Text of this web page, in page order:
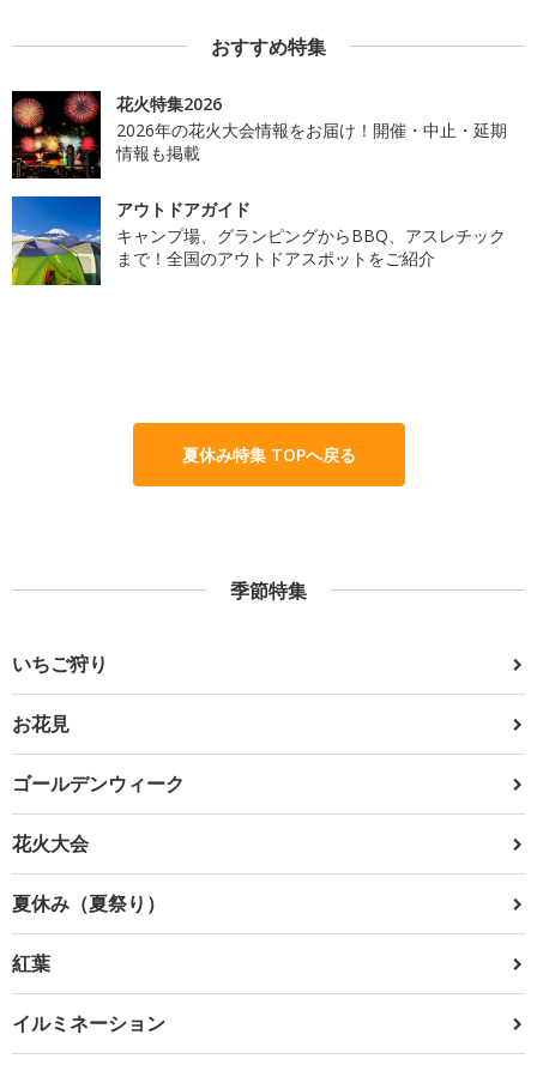
おすすめ特集
花火特集2026
2026年の花火大会情報をお届け！開催・中止・延期
情報も掲載
アウトドアガイド
キャンプ場、グランピングからBBQ、アスレチック
まで！全国のアウトドアスポットをご紹介
夏休み特集 TOPへ戻る
季節特集
いちご狩り
お花見
ゴールデンウィーク
花火大会
夏休み（夏祭り）
紅葉
イルミネーション